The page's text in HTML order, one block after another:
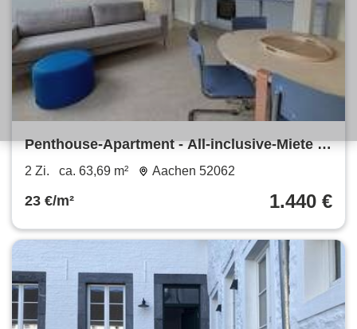
Penthouse-Apartment - All-inclusive-Miete &
vollständige Möblierung - Wohneinheit 37
2 Zi. ca. 63,69 m² Aachen 52062
23 €/m² 1.440 €